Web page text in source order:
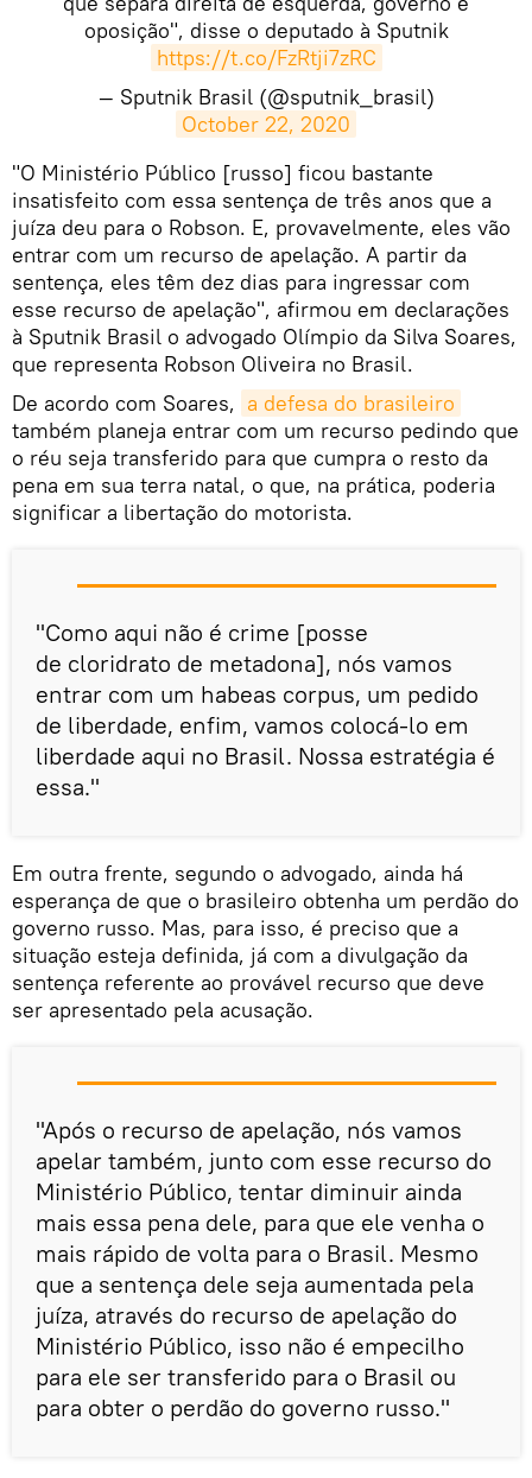
oposição", disse o deputado à Sputnik
https://t.co/FzRtji7zRC
— Sputnik Brasil (@sputnik_brasil)
October 22, 2020
"O Ministério Público [russo] ficou bastante
insatisfeito com essa sentença de três anos que a
juíza deu para o Robson. E, provavelmente, eles vão
entrar com um recurso de apelação. A partir da
sentença, eles têm dez dias para ingressar com
esse recurso de apelação", afirmou em declarações
à Sputnik Brasil o advogado Olímpio da Silva Soares,
que representa Robson Oliveira no Brasil.
De acordo com Soares, a defesa do brasileiro
também planeja entrar com um recurso pedindo que
o réu seja transferido para que cumpra o resto da
pena em sua terra natal, o que, na prática, poderia
significar a libertação do motorista.
"Como aqui não é crime [posse
de cloridrato de metadona], nós vamos
entrar com um habeas corpus, um pedido
de liberdade, enfim, vamos colocá-lo em
liberdade aqui no Brasil. Nossa estratégia é
essa."
​Em outra frente, segundo o advogado, ainda há
esperança de que o brasileiro obtenha um perdão do
governo russo. Mas, para isso, é preciso que a
situação esteja definida, já com a divulgação da
sentença referente ao provável recurso que deve
ser apresentado pela acusação.
"Após o recurso de apelação, nós vamos
apelar também, junto com esse recurso do
Ministério Público, tentar diminuir ainda
mais essa pena dele, para que ele venha o
mais rápido de volta para o Brasil. Mesmo
que a sentença dele seja aumentada pela
juíza, através do recurso de apelação do
Ministério Público, isso não é empecilho
para ele ser transferido para o Brasil ou
para obter o perdão do governo russo."